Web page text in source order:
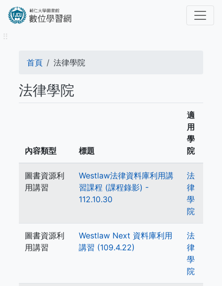
內
⠿
導
航
連
首頁 法律學院
法律學院
內容類型 標題
適
用
學
院
圖書資源利
用講習
Westlaw法律資料庫利用講
習課程 (課程錄影) -
112.10.30
法
律
學
院
圖書資源利
用講習
Westlaw Next 資料庫利用
講習 (109.4.22)
法
律
學
院